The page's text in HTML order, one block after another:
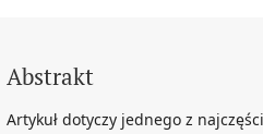
Abstrakt
Artykuł dotyczy jednego z